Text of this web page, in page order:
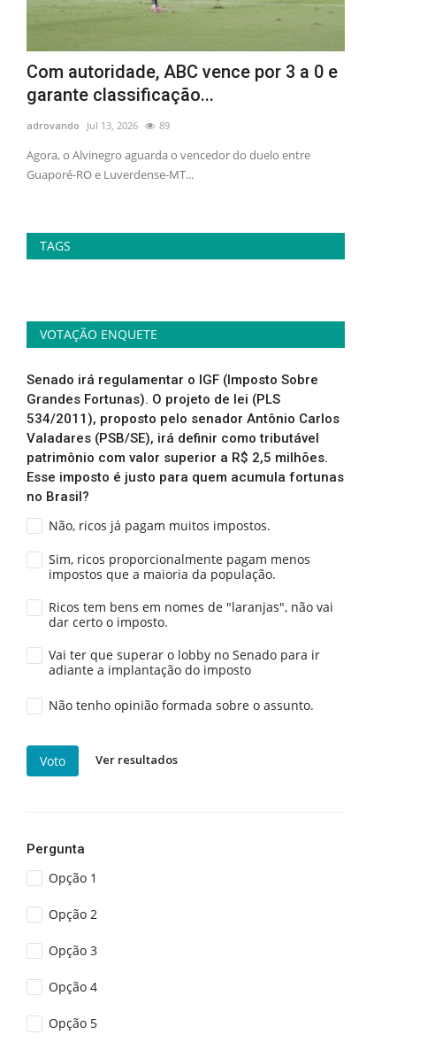
Com autoridade, ABC vence por 3 a 0 e
garante classificação...
adrovando Jul 13, 2026 89
Agora, o Alvinegro aguarda o vencedor do duelo entre
Guaporé-RO e Luverdense-MT...
TAGS
VOTAÇÃO ENQUETE
Senado irá regulamentar o IGF (Imposto Sobre
Grandes Fortunas). O projeto de lei (PLS
534/2011), proposto pelo senador Antônio Carlos
Valadares (PSB/SE), irá definir como tributável
patrimônio com valor superior a R$ 2,5 milhões.
Esse imposto é justo para quem acumula fortunas
no Brasil?
Não, ricos já pagam muitos impostos.
Sim, ricos proporcionalmente pagam menos
impostos que a maioria da população.
Ricos tem bens em nomes de "laranjas", não vai
dar certo o imposto.
Vai ter que superar o lobby no Senado para ir
adiante a implantação do imposto
Não tenho opinião formada sobre o assunto.
Voto Ver resultados
Pergunta
Opção 1
Opção 2
Opção 3
Opção 4
Opção 5